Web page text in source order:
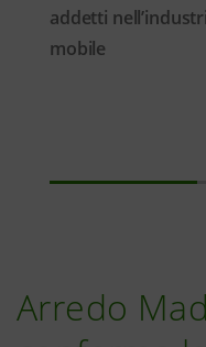
addetti
mobile
Arredo